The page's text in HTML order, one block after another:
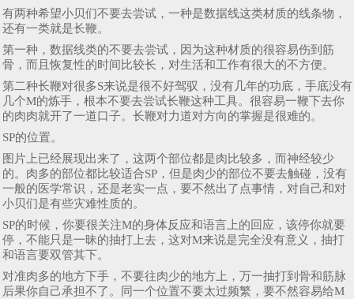
有两种希望小贝们不要去尝试，一种是数据线这类材质的线条物，
还有一类就是长鞭。
第一种，数据线类的不要去尝试，因为这种材质的很容易伤到筋
骨，而且恢复性的时间比较长，对生活和工作有很大的不方便。
第二种长鞭对很多S来说是很不好驾驭，没有几年的功底，手底没有
几个M的炼手，根本不要去尝试长鞭这种工具。很容易一鞭下去你
的肉肉就开了一道口子。长鞭对力道对方向的掌握是很难的。
SP的位置。
图片上已经展现出来了，这两个部位都是肉比较多，而神经较少
的。肉多的部位都比较适合SP，但是肉少的部位不要去触碰，没有
一般的医学常识，还是老实一点，要不然出了点事情，对自己和对
小贝们是有些灾难性质的。
SP的时候，你要很关注M的身体反应和语言上的回应，该停你就要
停，不能只是一昧的抽打上去，这对M来说是完全没有意义，抽打
和语言要双管其下。
对准肉多的地方下手，不要往肉少的地方上，万一抽打到骨和筋脉
后果你自己承担不了。同一个位置不要太过频繁，要不然容易给M